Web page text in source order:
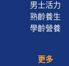
男士活力
熟齡養生
學齡營養
更多